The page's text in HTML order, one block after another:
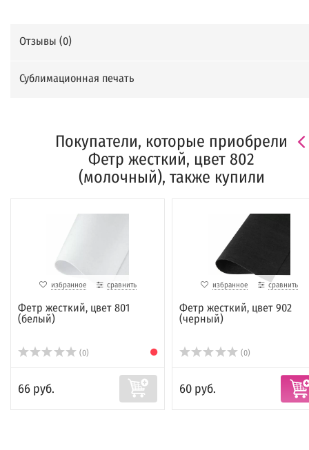
Отзывы (0)
Сублимационная печать
Покупатели, которые приобрели
Фетр жесткий, цвет 802
(молочный), также купили
избранное сравнить
Фетр жесткий, цвет 801
(белый)
(0)
66 руб.
избранное сравнить
Фетр жесткий, цвет 902
(черный)
(0)
60 руб.